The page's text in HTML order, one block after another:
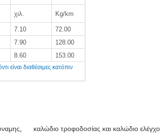
χιλ. Kg/km
7.10
72.00
7.90
128.00
8.60 153.00
είναι διαθέσιμες κατόπιν
καλώδιο τροφοδοσίας και καλώδιο